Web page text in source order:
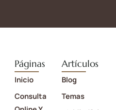
Páginas
Inicio
Consulta
Artículos
Blog
Temas